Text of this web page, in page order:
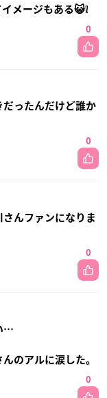
メージもある😺❕
0
ったんだけど誰か
0
んファンになりま
0
…
のアルに涙した。
0